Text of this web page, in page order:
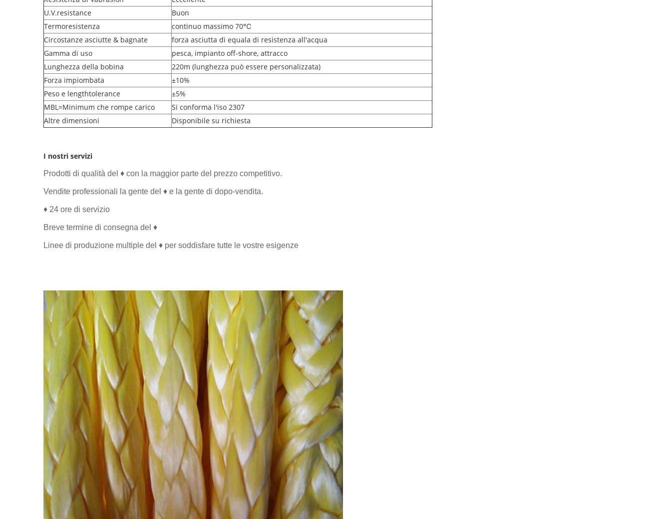
U.V.resistance
Buon
Termoresistenza
continuo massimo 70℃
Circostanze asciutte & bagnate
forza asciutta di equala di resistenza all'acqua
Gamma di uso
pesca, impianto off-shore, attracco
Lunghezza della bobina
220m (lunghezza può essere personalizzata)
Forza impiombata
±10%
Peso e lengthtolerance
±5%
MBL=Minimum che rompe carico
Si conforma l'iso 2307
Altre dimensioni
Disponibile su richiesta
I nostri servizi
Prodotti di qualità del ♦ con la maggior parte del prezzo competitivo.
Vendite professionali la gente del ♦ e la gente di dopo-vendita.
♦ 24 ore di servizio
Breve termine di consegna del ♦
Linee di produzione multiple del ♦ per soddisfare tutte le vostre esigenze